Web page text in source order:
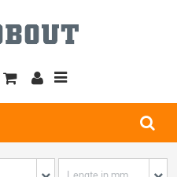
Toggle